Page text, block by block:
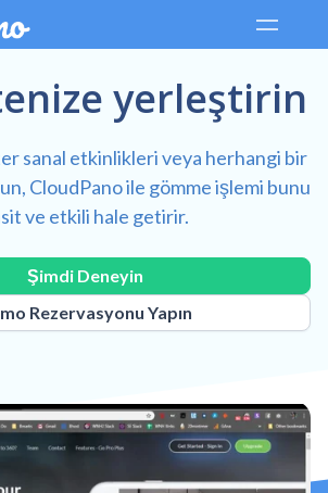
yerleştirin
sanal etkinlikleri veya herhangi bir
CloudPano ile gömme işlemi bunu
ve etkili hale getirir.
Rezervasyonu Yapın
Şimdi Deneyin